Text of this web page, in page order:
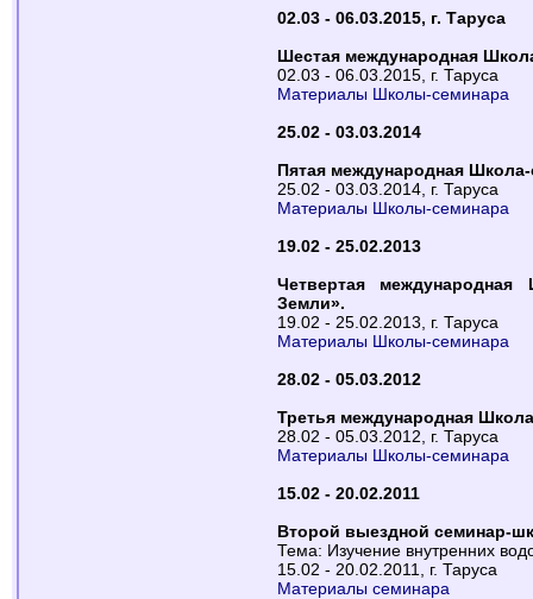
02.03 - 06.03.2015, г. Таруса
Шестая международная
02.03 - 06.03.2015, г. Таруса
Материалы Школы-семинара
25.02 - 03.03.2014
Пятая международная
25.02 - 03.03.2014, г. Таруса
Материалы Школы-семинара
19.02 - 25.02.2013
Четвертая
Земли».
19.02 - 25.02.2013, г. Таруса
Материалы Школы-семинара
28.02 - 05.03.2012
Третья международная
28.02 - 05.03.2012, г. Таруса
Материалы Школы-семинара
15.02 - 20.02.2011
Второй выездной семинар-
Тема: Изучение внутренних
15.02 - 20.02.2011, г. Таруса
Материалы семинара